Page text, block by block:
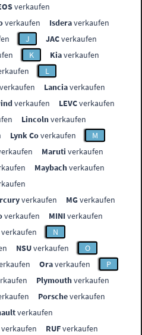
verkaufen
verkaufen Isderaverkaufen
J JACverkaufen
K Kiaverkaufen
L
verkaufen Lanciaverkaufen
verkaufen LEVCverkaufen
Lincolnverkaufen
Lynk Coverkaufen
M
Maruti verkaufen
Maybachverkaufen
verkaufen MGverkaufen
verkaufen MINIverkaufen
verkaufen
N
NSUverkaufen
O
Oraverkaufen
P
Plymouthverkaufen
Porscheverkaufen
verkaufen
verkaufen RUFverkaufen